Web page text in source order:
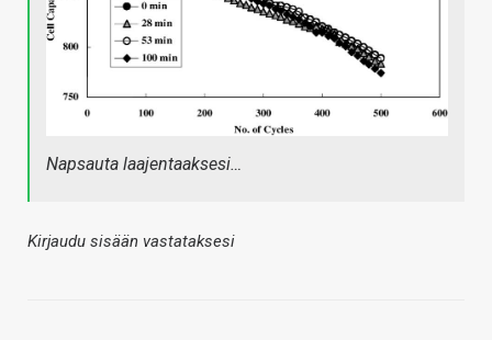
Napsauta laajentaaksesi…
Kirjaudu sisään vastataksesi